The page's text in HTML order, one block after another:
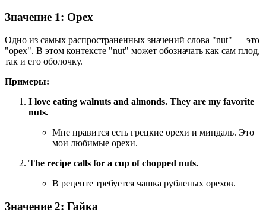
Значение 1: Орех
Одно из самых распространенных значений слова "nut" — это
"орех". В этом контексте "nut" может обозначать как сам плод,
так и его оболочку.
Примеры:
I love eating walnuts and almonds. They are my favorite
nuts.
Мне нравится есть грецкие орехи и миндаль. Это
мои любимые орехи.
The recipe calls for a cup of chopped nuts.
В рецепте требуется чашка рубленых орехов.
Значение 2: Гайка